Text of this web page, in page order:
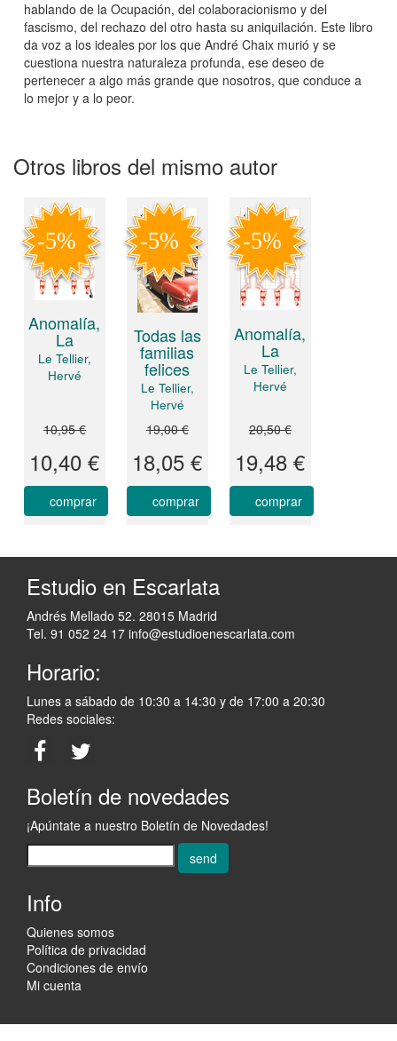
hablando de la Ocupación, del colaboracionismo y del
fascismo, del rechazo del otro hasta su aniquilación. Este libro
da voz a los ideales por los que André Chaix murió y se
cuestiona nuestra naturaleza profunda, ese deseo de
pertenecer a algo más grande que nosotros, que conduce a
lo mejor y a lo peor.
Otros libros del mismo autor
Anomalía,
La
Le Tellier,
Hervé
10,95 €
10,40 €
comprar
Todas las
familias
felices
Le Tellier,
Hervé
19,00 €
18,05 €
comprar
Anomalía,
La
Le Tellier,
Hervé
20,50 €
19,48 €
comprar
Estudio en Escarlata
Andrés Mellado 52. 28015 Madrid
Tel. 91 052 24 17 info@estudioenescarlata.com
Horario:
Lunes a sábado de 10:30 a 14:30 y de 17:00 a 20:30
Redes sociales:
Boletín de novedades
¡Apúntate a nuestro Boletín de Novedades!
send
Info
Quienes somos
Política de privacidad
Condiciones de envío
Mi cuenta